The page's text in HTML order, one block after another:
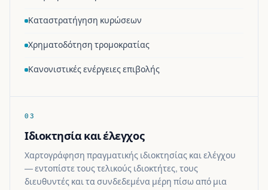
Καταστρατήγηση κυρώσεων
Χρηματοδότηση τρομοκρατίας
Κανονιστικές ενέργειες επιβολής
03
Ιδιοκτησία και έλεγχος
Χαρτογράφηση πραγματικής ιδιοκτησίας και ελέγχου
— εντοπίστε τους τελικούς ιδιοκτήτες, τους
διευθυντές και τα συνδεδεμένα μέρη πίσω από μια